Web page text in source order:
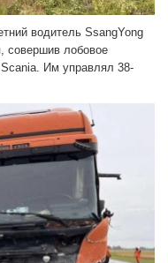
водитель SsangYong
совершив лобовое
Им управлял 38-